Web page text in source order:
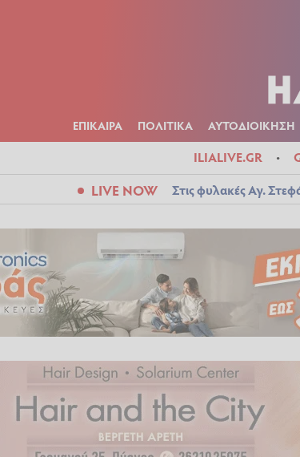
ΕΠΙΚΑΙΡΑ ΠΟΛΙΤΙΚΑ ΑΥΤΟΔΙΟΙΚΗΣΗ
ILIALIVE.GR
LIVE NOW Στις φυλακές Αγ.